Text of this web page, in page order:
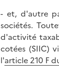
- et, d'autre
sociétés.
d'activité
cotées (SIIC)
l'article 210 F